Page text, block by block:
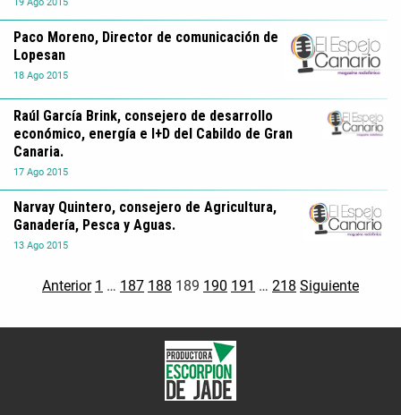
18 Ago 2015
Paco Moreno, Director de comunicación de
Lopesan
17 Ago 2015
Raúl García Brink, consejero de desarrollo
económico, energía e I+D del Cabildo de Gran
Canaria.
13 Ago 2015
Narvay Quintero, consejero de Agricultura,
Ganadería, Pesca y Aguas.
Anterior 1 … 187 188 189 190 191 … 218 Siguiente